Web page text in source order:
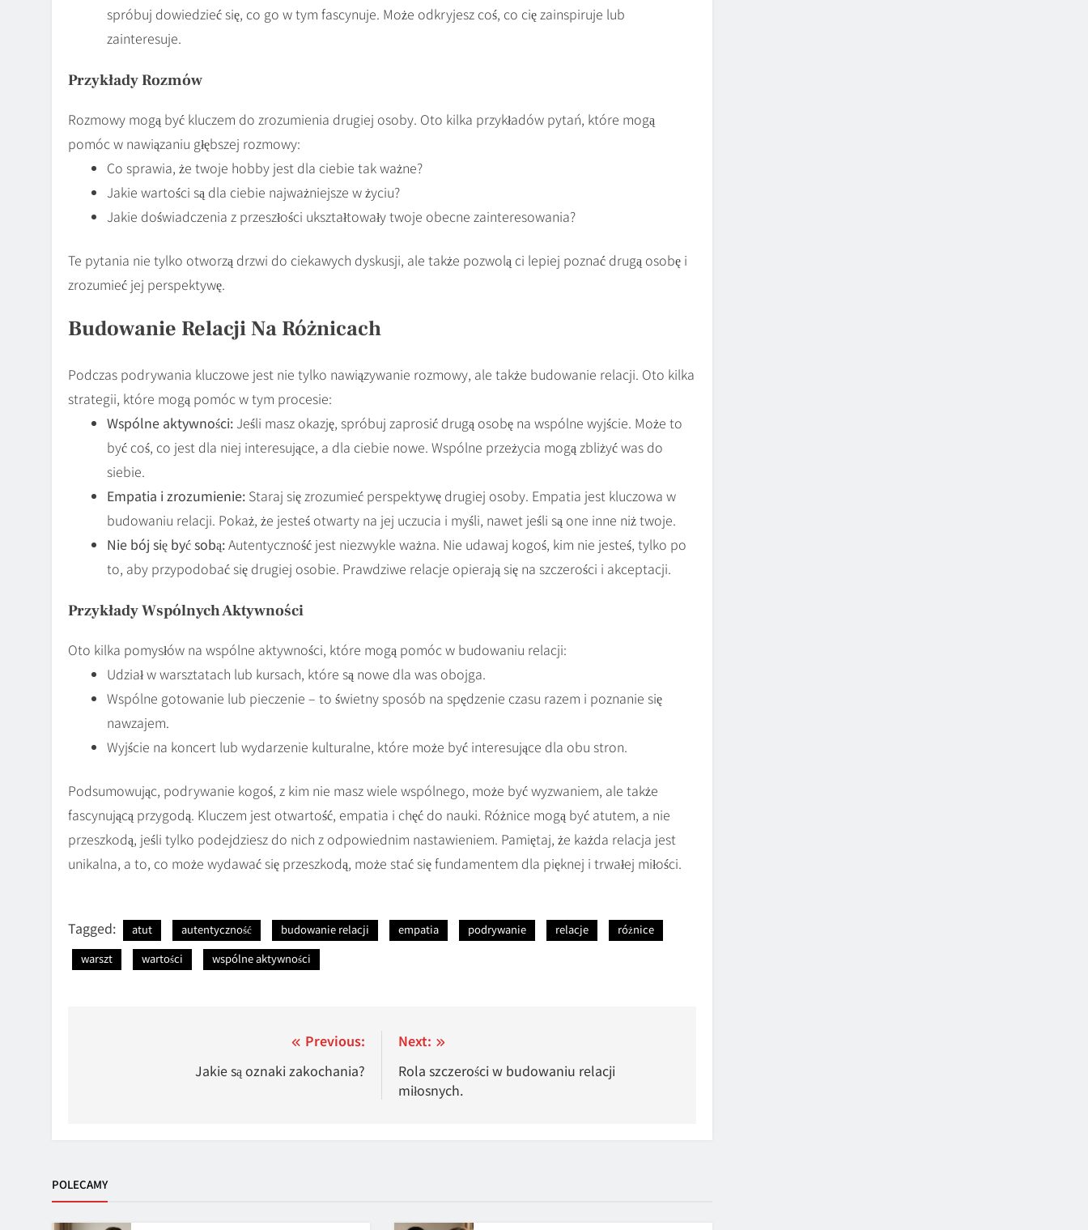
spróbuj dowiedzieć się, co go w tym fascynuje. Może odkryjesz coś, co cię zainspiruje lub
zainteresuje.
Przykłady Rozmów
Rozmowy mogą być kluczem do zrozumienia drugiej osoby. Oto kilka przykładów pytań, które mogą
pomóc w nawiązaniu głębszej rozmowy:
Co sprawia, że twoje hobby jest dla ciebie tak ważne?
Jakie wartości są dla ciebie najważniejsze w życiu?
Jakie doświadczenia z przeszłości ukształtowały twoje obecne zainteresowania?
Te pytania nie tylko otworzą drzwi do ciekawych dyskusji, ale także pozwolą ci lepiej poznać drugą osobę i
zrozumieć jej perspektywę.
Budowanie Relacji Na Różnicach
Podczas podrywania kluczowe jest nie tylko nawiązywanie rozmowy, ale także budowanie relacji. Oto kilka
strategii, które mogą pomóc w tym procesie:
Wspólne aktywności: Jeśli masz okazję, spróbuj zaprosić drugą osobę na wspólne wyjście. Może to
być coś, co jest dla niej interesujące, a dla ciebie nowe. Wspólne przeżycia mogą zbliżyć was do
siebie.
Empatia i zrozumienie: Staraj się zrozumieć perspektywę drugiej osoby. Empatia jest kluczowa w
budowaniu relacji. Pokaż, że jesteś otwarty na jej uczucia i myśli, nawet jeśli są one inne niż twoje.
Nie bój się być sobą:Autentyczność jest niezwykle ważna. Nie udawaj kogoś, kim nie jesteś, tylko po
to, aby przypodobać się drugiej osobie. Prawdziwe relacje opierają się na szczerości i akceptacji.
Przykłady Wspólnych Aktywności
Oto kilka pomysłów na wspólne aktywności, które mogą pomóc w budowaniu relacji:
Udział w warsztatach lub kursach, które są nowe dla was obojga.
Wspólne gotowanie lub pieczenie – to świetny sposób na spędzenie czasu razem i poznanie się
nawzajem.
Wyjście na koncert lub wydarzenie kulturalne, które może być interesujące dla obu stron.
Podsumowując, podrywanie kogoś, z kim nie masz wiele wspólnego, może być wyzwaniem, ale także
fascynującą przygodą. Kluczem jest otwartość, empatia i chęć do nauki. Różnice mogą być atutem, a nie
przeszkodą, jeśli tylko podejdziesz do nich z odpowiednim nastawieniem. Pamiętaj, że każda relacja jest
unikalna, a to, co może wydawać się przeszkodą, może stać się fundamentem dla pięknej i trwałej miłości.
Tagged: atut autentyczność budowanie relacji empatia podrywanie relacje
różnice
warszt
wartości wspólne aktywności
Previous:
Jakie są oznaki zakochania?
Next:
Rola szczerości w budowaniu relacji
miłosnych.
POLECAMY